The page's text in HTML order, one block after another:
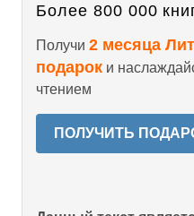
Более 800 000
Получи 2 месяца
подарок и
чтением
ПОЛУЧИТЬ